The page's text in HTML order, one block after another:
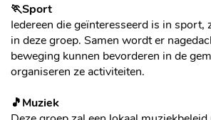
🏃Sport
Iedereen die geïnteresseerd is in sport,
in deze groep. Samen wordt er
beweging kunnen bevorderen in de
organiseren ze activiteiten.
🎵Muziek